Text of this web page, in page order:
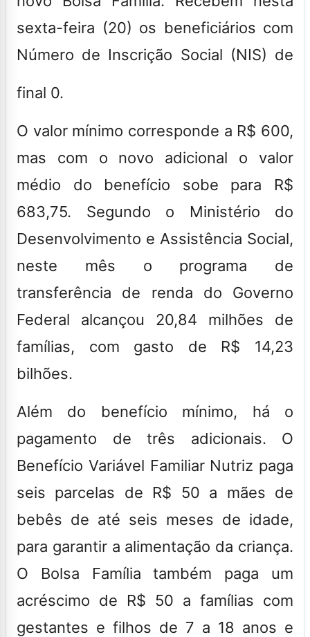
sexta-feira (20) os beneficiários com
Número de Inscrição Social (NIS) de
final 0.
O valor mínimo corresponde a R$ 600,
mas com o novo adicional o valor
médio do benefício sobe para R$
683,75. Segundo o Ministério do
Desenvolvimento e Assistência Social,
neste mês o programa de
transferência de renda do Governo
Federal alcançou 20,84 milhões de
famílias, com gasto de R$ 14,23
bilhões.
Além do benefício mínimo, há o
pagamento de três adicionais. O
Benefício Variável Familiar Nutriz paga
seis parcelas de R$ 50 a mães de
bebês de até seis meses de idade,
para garantir a alimentação da criança.
O Bolsa Família também paga um
acréscimo de R$ 50 a famílias com
gestantes e filhos de 7 a 18 anos e